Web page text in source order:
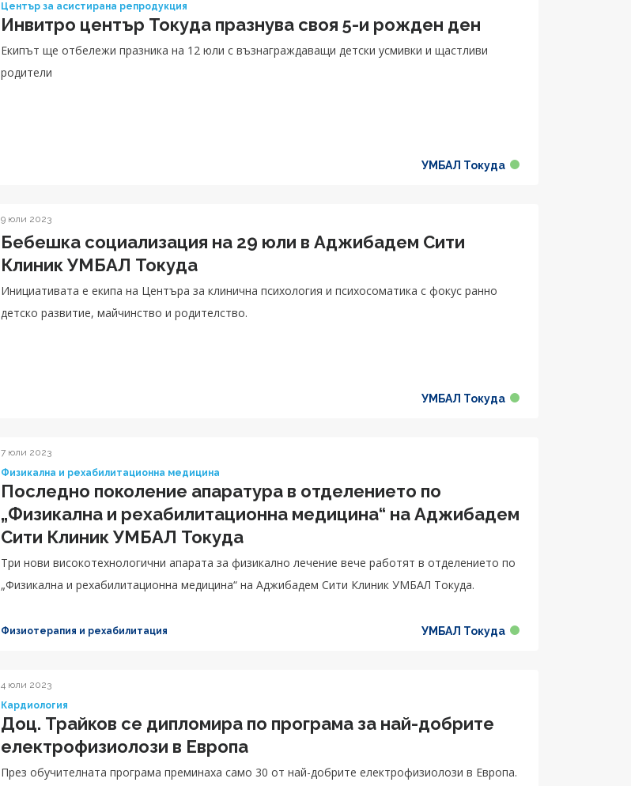
Център за асистирана репродукция
Инвитро център Токуда празнува своя 5-и рожден ден
Екипът ще отбележи празника на 12 юли с възнаграждаващи детски усмивки и щастливи
родители
УМБАЛ Токуда
9 юли 2023
Бебешка социализация на 29 юли в Аджибадем Сити
Клиник УМБАЛ Токуда
Инициативата е екипа на Центъра за клинична психология и психосоматика с фокус ранно
детско развитие, майчинство и родителство.
УМБАЛ Токуда
7 юли 2023
Физикална и рехабилитационна медицина
Последно поколение апаратура в отделението по
„Физикална и рехабилитационна медицина“ на Аджибадем
Сити Клиник УМБАЛ Токуда
Три нови високотехнологични апарата за физикално лечение вече работят в отделението по
„Физикална и рехабилитационна медицина“ на Аджибадем Сити Клиник УМБАЛ Токуда.
Физиотерапия и рехабилитация УМБАЛ Токуда
4 юли 2023
Кардиология
Доц. Трайков се дипломира по програма за най-добрите
електрофизиолози в Европа
През обучителната програма преминаха само 30 от най-добрите електрофизиолози в Европа.